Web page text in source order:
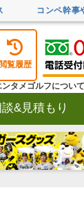
コンペ幹事
閲覧履歴
ンタメゴルフについて
&見積もり